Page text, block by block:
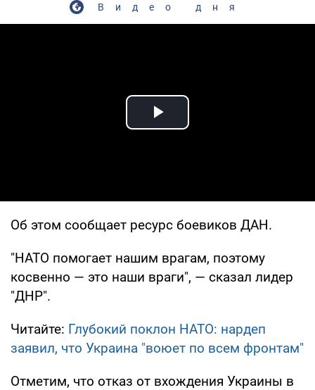
Видео дня
Play Video
Об этом сообщает ресурс боевиков ДАН.
"НАТО помогает нашим врагам, поэтому
косвенно — это наши враги", — сказал лидер
"ДНР".
Читайте: Глубокий поклон НАТО: нардеп
заявил, что Украина "воюет по всем фронтам"
Отметим, что отказ от вхождения Украины в